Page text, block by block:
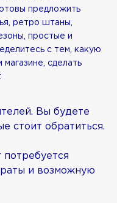
предложить
ретро штаны,
простые и
с тем, какую
сделать
Вы будете
стоит обратиться.
потребуется
и возможную